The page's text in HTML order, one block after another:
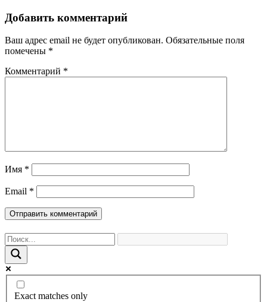
Добавить комментарий
Ваш адрес email не будет опубликован. Обязательные поля
помечены *
Комментарий *
Имя *
Email *
Exact matches only